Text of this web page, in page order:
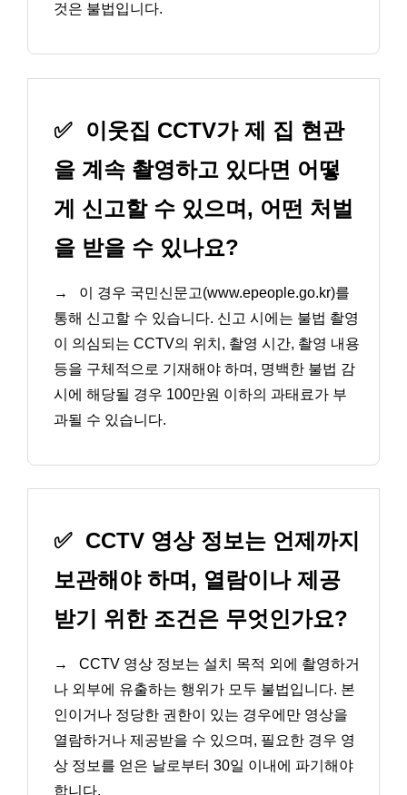
것은 불법입니다.
✅
이웃집 CCTV가 제 집 현관
을 계속 촬영하고 있다면 어떻
게 신고할 수 있으며, 어떤 처벌
을 받을 수 있나요?
→
이 경우 국민신문고(www.epeople.go.kr)를
통해 신고할 수 있습니다. 신고 시에는 불법 촬영
이 의심되는 CCTV의 위치, 촬영 시간, 촬영 내용
등을 구체적으로 기재해야 하며, 명백한 불법 감
시에 해당될 경우 100만원 이하의 과태료가 부
과될 수 있습니다.
✅ CCTV 영상 정보는 언제까지
보관해야 하며, 열람이나 제공
받기 위한 조건은 무엇인가요?
→
CCTV 영상 정보는 설치 목적 외에 촬영하거
나 외부에 유출하는 행위가 모두 불법입니다. 본
인이거나 정당한 권한이 있는 경우에만 영상을
열람하거나 제공받을 수 있으며, 필요한 경우 영
상 정보를 얻은 날로부터 30일 이내에 파기해야
합니다.